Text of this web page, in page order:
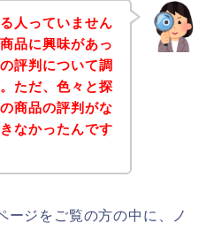
人っていません
品に興味があっ
評判について調
ただ、色々と探
商品の評判がな
なかったんです
ージをご覧の方の中に、ノ